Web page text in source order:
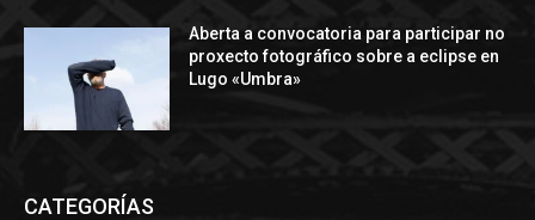
Aberta a convocatoria para participar no
proxecto fotográfico sobre a eclipse en
Lugo «Umbra»
CATEGORÍAS